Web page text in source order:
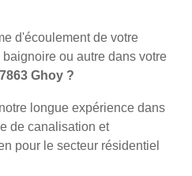
d'écoulement de votre
ou autre dans votre
7863 Ghoy ?
longue expérience dans
de canalisation et
pour le secteur résidentiel